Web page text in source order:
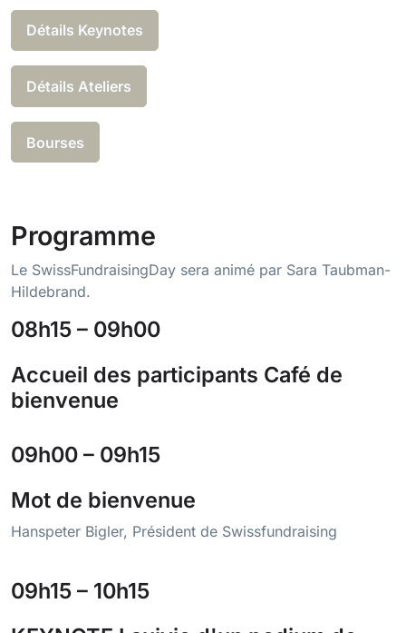
Détails Keynotes
Détails Ateliers
Bourses
Programme
Le SwissFundraisingDay sera animé par Sara Taubman-
Hildebrand.
08h15 – 09h00
Accueil des participants Café de
bienvenue
09h00 – 09h15
Mot de bienvenue
Hanspeter Bigler, Président de Swissfundraising
09h15 – 10h15